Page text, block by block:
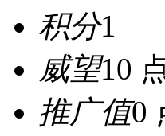
积分1
威望10
推广值0